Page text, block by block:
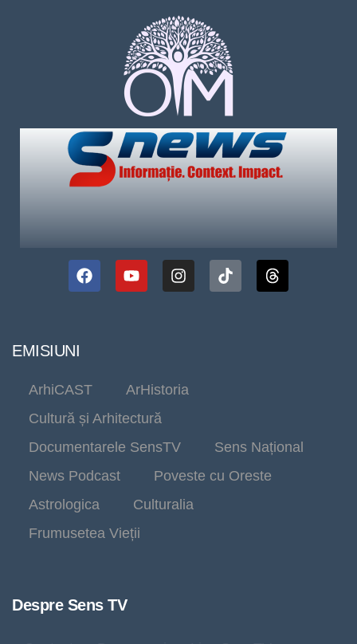
EMISIUNI
ArhiCAST
ArHistoria
Cultură și Arhitectură
Documentarele SensTV
Sens Național
News Podcast
Poveste cu Oreste
Astrologica
Culturalia
Frumusetea Vieții
Despre Sens TV